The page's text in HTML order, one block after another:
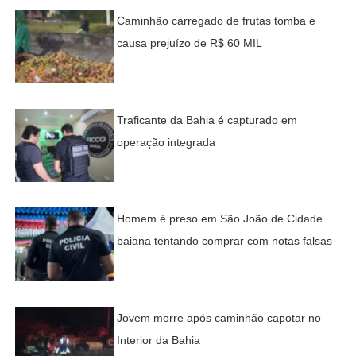
Caminhão carregado de frutas tomba e
causa prejuízo de R$ 60 MIL
Traficante da Bahia é capturado em
operação integrada
Homem é preso em São João de Cidade
baiana tentando comprar com notas falsas
Jovem morre após caminhão capotar no
Interior da Bahia